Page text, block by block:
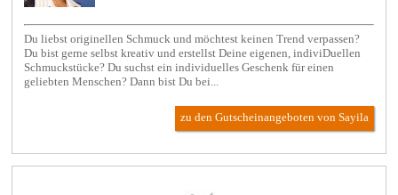
Du liebst originellen Schmuck und möchtest keinen Trend verpassen?
Du bist gerne selbst kreativ und erstellst Deine eigenen, indiviDuellen
Schmuckstücke? Du suchst ein individuelles Geschenk für einen
geliebten Menschen? Dann bist Du bei...
zu den Gutscheinangeboten von Sayila